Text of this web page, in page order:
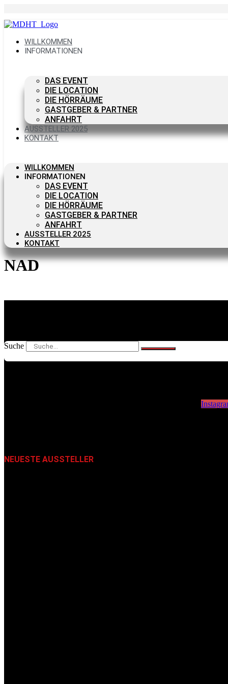
springen
WILLKOMMEN
INFORMATIONEN
DAS EVENT
DIE LOCATION
DIE HÖRRÄUME
GASTGEBER & PARTNER
ANFAHRT
AUSSTELLER 2025
KONTAKT
WILLKOMMEN
INFORMATIONEN
DAS EVENT
DIE LOCATION
DIE HÖRRÄUME
GASTGEBER & PARTNER
ANFAHRT
AUSSTELLER 2025
KONTAKT
NAD
Suche
NEUESTE AUSSTELLER